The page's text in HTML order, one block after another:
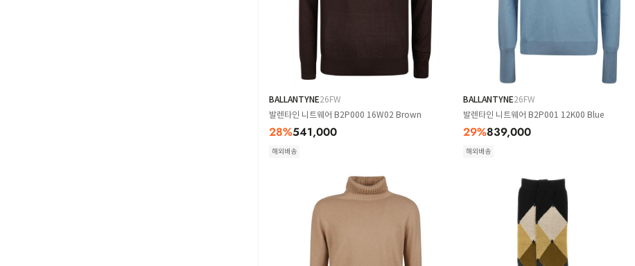
BALLANTYNE26FW
발렌타인 니트웨어 B2P000 16W02 Brown
28%541,000
해외배송
BALLANTYNE26FW
발렌타인 니트웨어 B2P001 12K00 Blue
29%839,000
해외배송